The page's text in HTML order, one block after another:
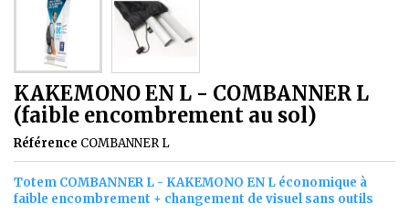
KAKEMONO EN L - COMBANNER L
(faible encombrement au sol)
Référence COMBANNER L
Totem COMBANNER L - KAKEMONO EN L économique à
faible encombrement + changement de visuel sans outils